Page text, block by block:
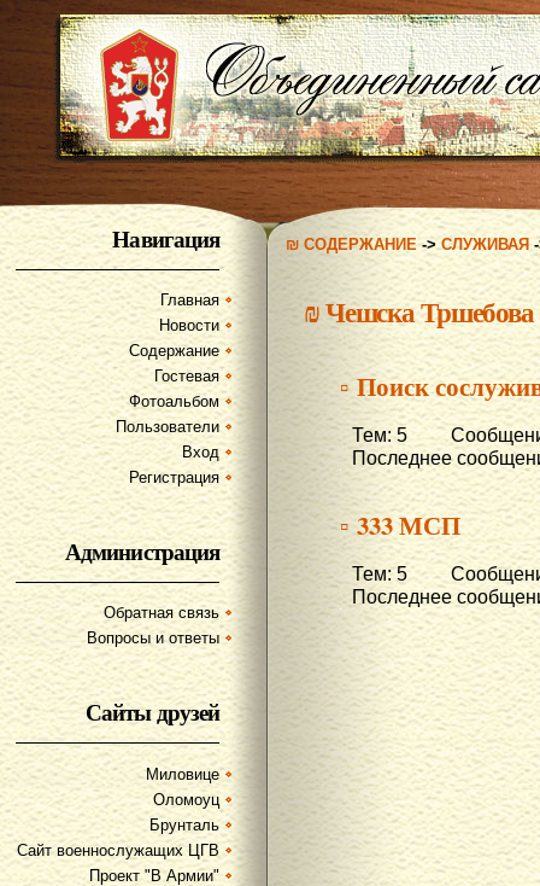
Навигация
Главная
Новости
Содержание
Гостевая
Фотоальбом
Пользователи
Вход
Регистрация
Администрация
Обратная связь
Вопросы и ответы
Сайты друзей
Миловице
Оломоуц
Брунталь
Сайт военнослужащих ЦГВ
Проект "В Армии"
₪ СОДЕРЖАНИЕ->СЛУЖИВАЯ
₪Чешска Тршебова
▫ Поиск
Тем: 5
Последнее
▫ 333 МСП
Тем: 5
Последнее